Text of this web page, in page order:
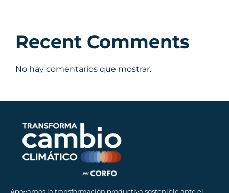
Recent Comments
No hay comentarios que mostrar.
Apoyamos la transformación productiva sostenible ante el